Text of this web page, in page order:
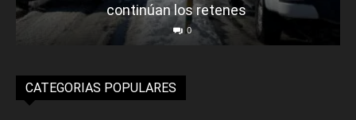
continúan los retenes
0
CATEGORIAS POPULARES